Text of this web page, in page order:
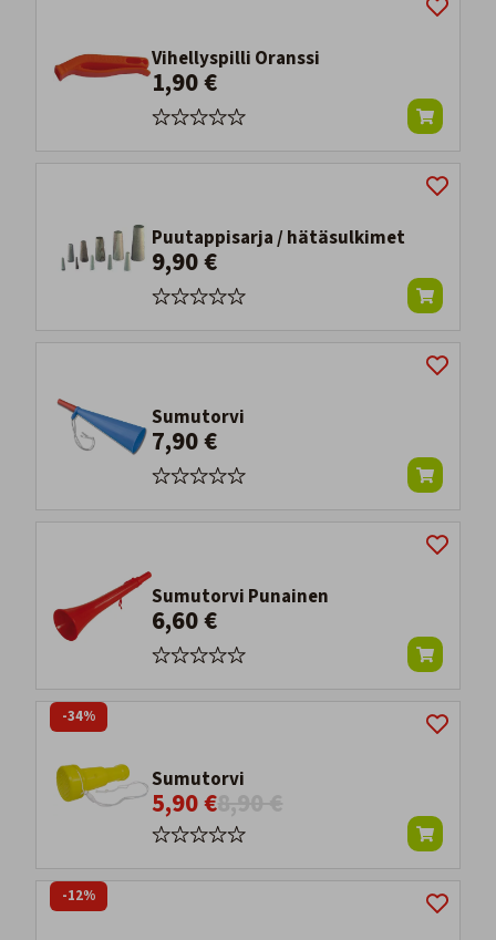
Vihellyspilli Oranssi
1,90 €
Puutappisarja / hätäsulkimet
9,90 €
Sumutorvi
7,90 €
Sumutorvi Punainen
6,60 €
Sumutorvi
5,90 €
-34%
-12%